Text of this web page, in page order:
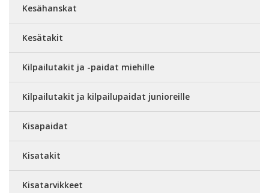
Kesähanskat
Kesätakit
Kilpailutakit ja -paidat miehille
Kilpailutakit ja kilpailupaidat junioreille
Kisapaidat
Kisatakit
Kisatarvikkeet